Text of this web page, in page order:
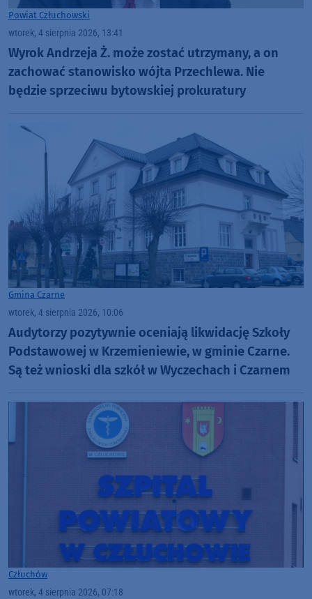
Powiat Człuchowski
wtorek, 4 sierpnia 2026, 13:41
Wyrok Andrzeja Ż. może zostać utrzymany, a on
zachować stanowisko wójta Przechlewa. Nie
będzie sprzeciwu bytowskiej prokuratury
Gmina Czarne
wtorek, 4 sierpnia 2026, 10:06
Audytorzy pozytywnie oceniają likwidację Szkoły
Podstawowej w Krzemieniewie, w gminie Czarne.
Są też wnioski dla szkół w Wyczechach i Czarnem
Człuchów
wtorek, 4 sierpnia 2026, 07:18